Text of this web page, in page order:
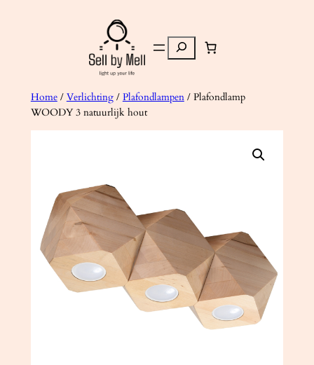
Zoeken
Home/ Verlichting/ Plafondlampen/ Plafondlamp
WOODY 3 natuurlijk hout